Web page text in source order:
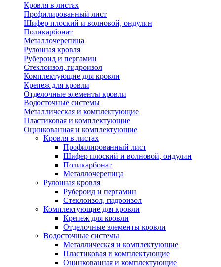
Кровля в листах
Профилированный лист
Шифер плоский и волновой, ондулин
Поликарбонат
Металлочерепица
Рулонная кровля
Рубероид и пергамин
Стеклоизол, гидроизол
Комплектующие для кровли
Крепеж для кровли
Отделочные элементы кровли
Водосточные системы
Металлическая и комплектующие
Пластиковая и комплектующие
Оцинкованная и комплектующие
Кровля в листах
Профилированный лист
Шифер плоский и волновой, ондулин
Поликарбонат
Металлочерепица
Рулонная кровля
Рубероид и пергамин
Стеклоизол, гидроизол
Комплектующие для кровли
Крепеж для кровли
Отделочные элементы кровли
Водосточные системы
Металлическая и комплектующие
Пластиковая и комплектующие
Оцинкованная и комплектующие